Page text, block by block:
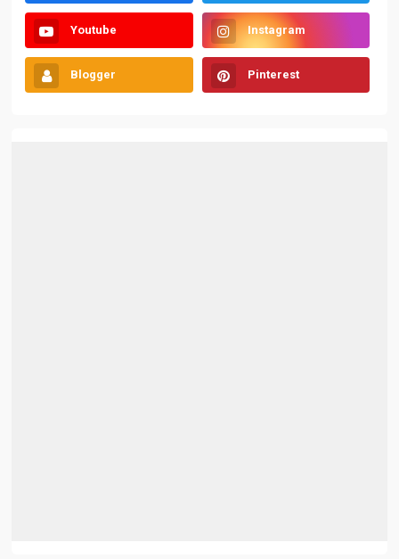
Youtube Instagram
Blogger Pinterest